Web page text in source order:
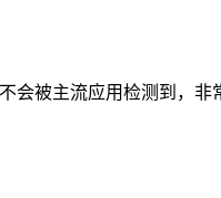
会被主流应用检测到，非